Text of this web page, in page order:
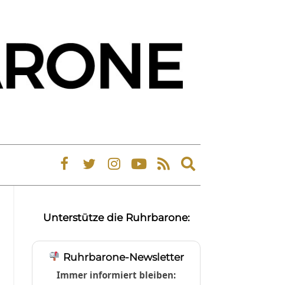
Expand
search
Unterstütze die Ruhrbarone:
Ruhrbarone-Newsletter
Immer informiert bleiben: